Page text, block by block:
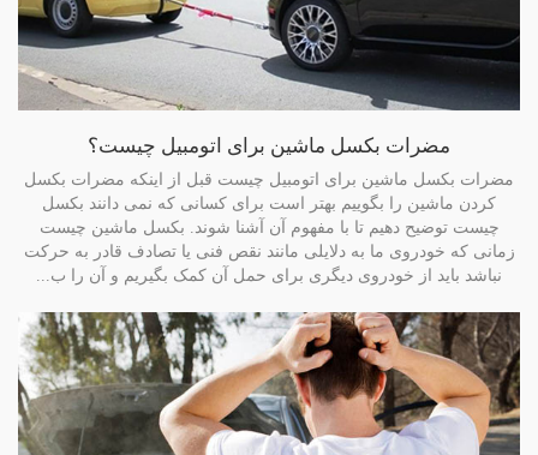
مضرات بکسل ماشین برای اتومبیل چیست؟
مضرات بکسل ماشین برای اتومبیل چیست قبل از اینکه مضرات بکسل
کردن ماشین را بگوییم بهتر است برای کسانی که نمی دانند بکسل
چیست توضیح دهیم تا با مفهوم آن آشنا شوند. بکسل ماشین چیست
زمانی که خودروی ما به دلایلی مانند نقص فنی یا تصادف قادر به حرکت
نباشد باید از خودروی دیگری برای حمل آن کمک بگیریم و آن را ب...